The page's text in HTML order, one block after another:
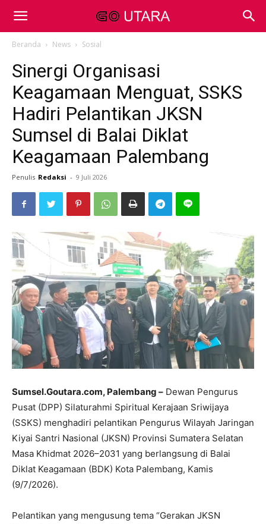
Beranda News Sosial
Sinergi Organisasi
Keagamaan Menguat, SSKS
Hadiri Pelantikan JKSN
Sumsel di Balai Diklat
Keagamaan Palembang
Penulis Redaksi - 9 Juli 2026
Sumsel.Goutara.com, Palembang – Dewan Pengurus
Pusat (DPP) Silaturahmi Spiritual Kerajaan Sriwijaya
(SSKS) menghadiri pelantikan Pengurus Wilayah Jaringan
Kiyai Santri Nasional (JKSN) Provinsi Sumatera Selatan
Masa Khidmat 2026–2031 yang berlangsung di Balai
Diklat Keagamaan (BDK) Kota Palembang, Kamis
(9/7/2026).
Pelantikan yang mengusung tema “Gerakan JKSN